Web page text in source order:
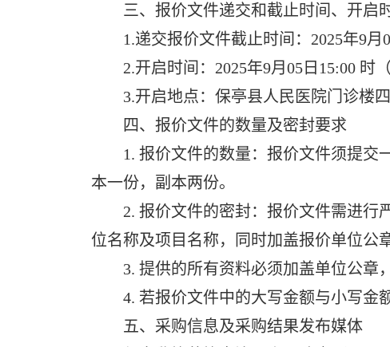
三、报价文件递交和截止时间、开启
1.递交报价文件截止时间：2025年9月
2.开启时间：2025年9月05日15:00 时（
3.开启地点：保亭县人民医院门诊楼四
四、报价文件的数量及密封要求
1. 报价文件的数量：报价文件须提交
本一份，副本两份。
2. 报价文件的密封：报价文件需进行
位名称及项目名称，同时加盖报价单位公章
3. 提供的所有资料必须加盖单位公章，
4. 若报价文件中的大写金额与小写金额
五、采购信息及采购结果发布媒体